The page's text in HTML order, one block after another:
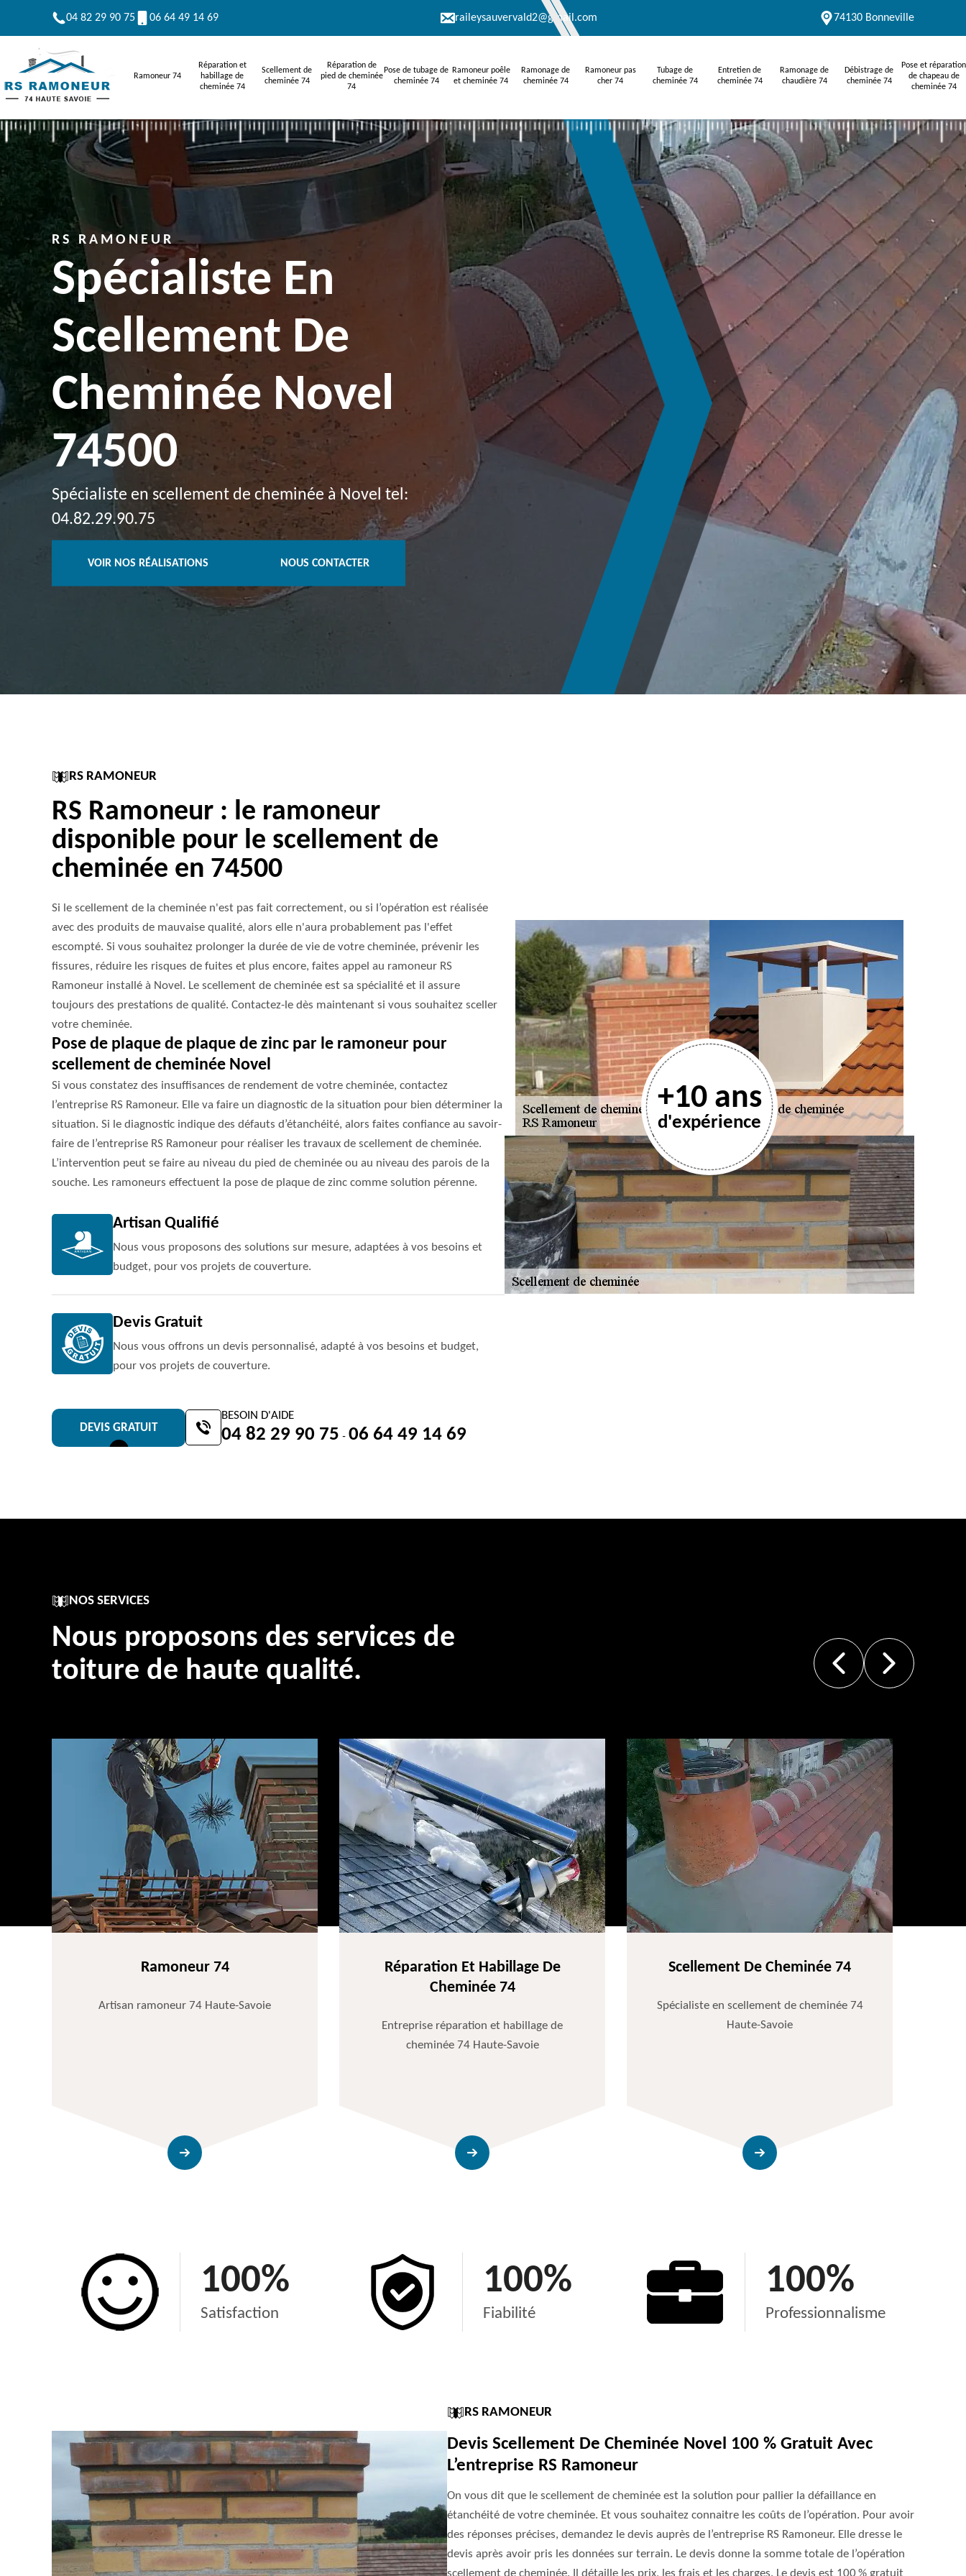
04 82 29 90 75 06 64 49 14 69 raileysauvervald2@gmail.com 74130 Bonneville
Ramoneur 74
Réparation et
habillage de
cheminée 74
Scellement de
cheminée 74
Réparation de
pied de cheminée
74
Pose de tubage de
cheminée 74
Ramoneur poêle
et cheminée 74
Ramonage de
cheminée 74
Ramoneur pas
cher 74
Tubage de
cheminée 74
Entretien de
cheminée 74
Ramonage de
chaudière 74
Débistrage de
cheminée 74
Pose et réparation
de chapeau de
cheminée 74
RS RAMONEUR
Spécialiste En
Scellement De
Cheminée Novel
74500
Spécialiste en scellement de cheminée à Novel tel:
04.82.29.90.75
VOIR NOS RÉALISATIONS NOUS CONTACTER
RS RAMONEUR
RS Ramoneur : le ramoneur
disponible pour le scellement de
cheminée en 74500
Si le scellement de la cheminée n'est pas fait correctement, ou si l’opération est réalisée
avec des produits de mauvaise qualité, alors elle n'aura probablement pas l'effet
escompté. Si vous souhaitez prolonger la durée de vie de votre cheminée, prévenir les
fissures, réduire les risques de fuites et plus encore, faites appel au ramoneur RS
Ramoneur installé à Novel. Le scellement de cheminée est sa spécialité et il assure
toujours des prestations de qualité. Contactez-le dès maintenant si vous souhaitez sceller
votre cheminée.
Pose de plaque de plaque de zinc par le ramoneur pour
scellement de cheminée Novel
Si vous constatez des insuffisances de rendement de votre cheminée, contactez
l’entreprise RS Ramoneur. Elle va faire un diagnostic de la situation pour bien déterminer la
situation. Si le diagnostic indique des défauts d’étanchéité, alors faites confiance au savoir-
faire de l’entreprise RS Ramoneur pour réaliser les travaux de scellement de cheminée.
L’intervention peut se faire au niveau du pied de cheminée ou au niveau des parois de la
souche. Les ramoneurs effectuent la pose de plaque de zinc comme solution pérenne.
Artisan Qualifié
Nous vous proposons des solutions sur mesure, adaptées à vos besoins et
budget, pour vos projets de couverture.
Devis Gratuit
Nous vous offrons un devis personnalisé, adapté à vos besoins et budget,
pour vos projets de couverture.
DEVIS GRATUIT
BESOIN D'AIDE
04 82 29 90 75 - 06 64 49 14 69
+10 ans
d'expérience
NOS SERVICES
Nous proposons des services de
toiture de haute qualité.
Ramoneur 74
Artisan ramoneur 74 Haute-Savoie
Réparation Et Habillage De
Cheminée 74
Entreprise réparation et habillage de
cheminée 74 Haute-Savoie
Scellement De Cheminée 74
Spécialiste en scellement de cheminée 74
Haute-Savoie
100%
Satisfaction
100%
Fiabilité
100%
Professionnalisme
RS RAMONEUR
Devis Scellement De Cheminée Novel 100 % Gratuit Avec
L’entreprise RS Ramoneur
On vous dit que le scellement de cheminée est la solution pour pallier la défaillance en
étanchéité de votre cheminée. Et vous souhaitez connaitre les coûts de l’opération. Pour avoir
des réponses précises, demandez le devis auprès de l’entreprise RS Ramoneur. Elle dresse le
devis après avoir pris les données sur terrain. Le devis donne la somme totale de l’opération
scellement de cheminée. Il détaille les prix, les frais et les charges. Le devis est 100 % gratuit